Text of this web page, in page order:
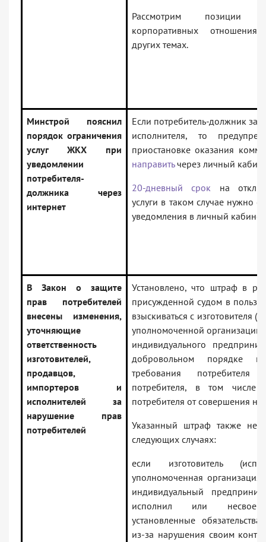
Рассмотрим позиции
корпоративных
других темах.
Минстрой пояснил
порядок ограничения
услуг ЖКХ при
уведомлении
потребителя-
должника через
интернет
Если потребитель-должник
исполнителя, то
приостановке оказания
направитьчерез личный
20-дневный срок на
услуги в таком случае нужно
уведомления в личный кабинет.
В Закон о защите
прав потребителей
внесены изменения,
уточняющие
ответственность
изготовителей,
продавцов,
импортеров и
исполнителей за
нарушение прав
потребителей
Установлено, что штраф в
присужденной судом в пользу
взыскиваться с изготовителя
уполномоченной организации
индивидуального
добровольном порядке не
требования
потребителя, в том числе
потребителя от совершения
Указанный штраф также не
следующих случаях:
если изготовитель
уполномоченная
индивидуальный
исполнил или
установленные
из-за нарушения своим